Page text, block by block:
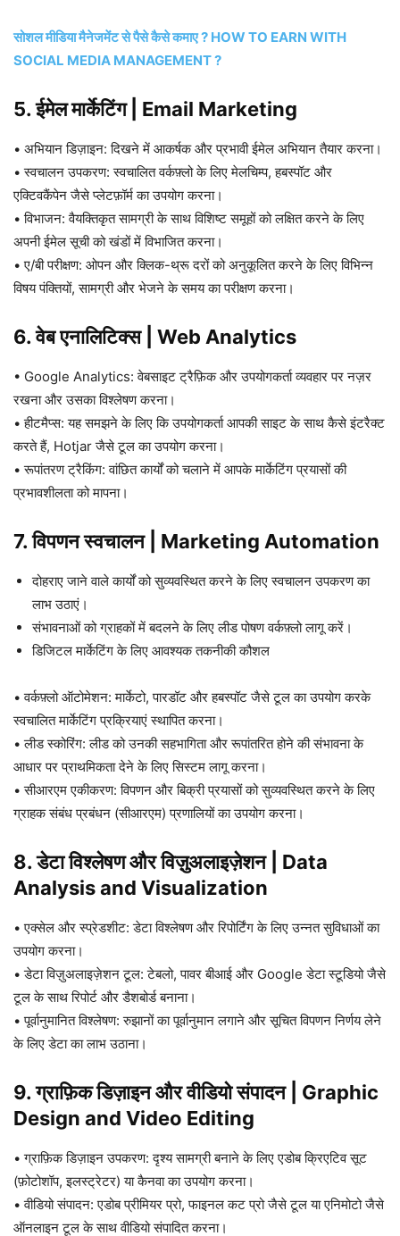
सोशल मीडिया मैनेजमेंट से पैसे कैसे कमाए ? HOW TO EARN WITH
SOCIAL MEDIA MANAGEMENT ?
5. ईमेल मार्केटिंग| Email Marketing
• अभियान डिज़ाइन: दिखने में आकर्षक और प्रभावी ईमेल अभियान तैयार करना।
• स्वचालन उपकरण: स्वचालित वर्कफ़्लो के लिए मेलचिम्प, हबस्पॉट और
एक्टिवकैंपेन जैसे प्लेटफ़ॉर्म का उपयोग करना।
• विभाजन: वैयक्तिकृत सामग्री के साथ विशिष्ट समूहों को लक्षित करने के लिए
अपनी ईमेल सूची को खंडों में विभाजित करना।
• ए/बी परीक्षण: ओपन और क्लिक-थ्रू दरों को अनुकूलित करने के लिए विभिन्न
विषय पंक्तियों, सामग्री और भेजने के समय का परीक्षण करना।
6. वेब एनालिटिक्स| Web Analytics
• Google Analytics: वेबसाइट ट्रैफ़िक और उपयोगकर्ता व्यवहार पर नज़र
रखना और उसका विश्लेषण करना।
• हीटमैप्स: यह समझने के लिए कि उपयोगकर्ता आपकी साइट के साथ कैसे इंटरैक्ट
करते हैं, Hotjar जैसे टूल का उपयोग करना।
• रूपांतरण ट्रैकिंग: वांछित कार्यों को चलाने में आपके मार्केटिंग प्रयासों की
प्रभावशीलता को मापना।
7. विपणन स्वचालन| Marketing Automation
दोहराए जाने वाले कार्यों को सुव्यवस्थित करने के लिए स्वचालन उपकरण का
लाभ उठाएं।
संभावनाओं को ग्राहकों में बदलने के लिए लीड पोषण वर्कफ़्लो लागू करें।
डिजिटल मार्केटिंग के लिए आवश्यक तकनीकी कौशल
• वर्कफ़्लो ऑटोमेशन: मार्केटो, पारडॉट और हबस्पॉट जैसे टूल का उपयोग करके
स्वचालित मार्केटिंग प्रक्रियाएं स्थापित करना।
• लीड स्कोरिंग: लीड को उनकी सहभागिता और रूपांतरित होने की संभावना के
आधार पर प्राथमिकता देने के लिए सिस्टम लागू करना।
• सीआरएम एकीकरण: विपणन और बिक्री प्रयासों को सुव्यवस्थित करने के लिए
ग्राहक संबंध प्रबंधन (सीआरएम) प्रणालियों का उपयोग करना।
8. डेटा विश्लेषण और विज़ुअलाइज़ेशन| Data
Analysis and Visualization
• एक्सेल और स्प्रेडशीट: डेटा विश्लेषण और रिपोर्टिंग के लिए उन्नत सुविधाओं का
उपयोग करना।
• डेटा विज़ुअलाइज़ेशन टूल: टेबलो, पावर बीआई और Google डेटा स्टूडियो जैसे
टूल के साथ रिपोर्ट और डैशबोर्ड बनाना।
• पूर्वानुमानित विश्लेषण: रुझानों का पूर्वानुमान लगाने और सूचित विपणन निर्णय लेने
के लिए डेटा का लाभ उठाना।
9. ग्राफ़िक डिज़ाइन और वीडियो संपादन| Graphic
Design and Video Editing
• ग्राफ़िक डिज़ाइन उपकरण: दृश्य सामग्री बनाने के लिए एडोब क्रिएटिव सूट
(फ़ोटोशॉप, इलस्ट्रेटर) या कैनवा का उपयोग करना।
• वीडियो संपादन: एडोब प्रीमियर प्रो, फाइनल कट प्रो जैसे टूल या एनिमोटो जैसे
ऑनलाइन टूल के साथ वीडियो संपादित करना।